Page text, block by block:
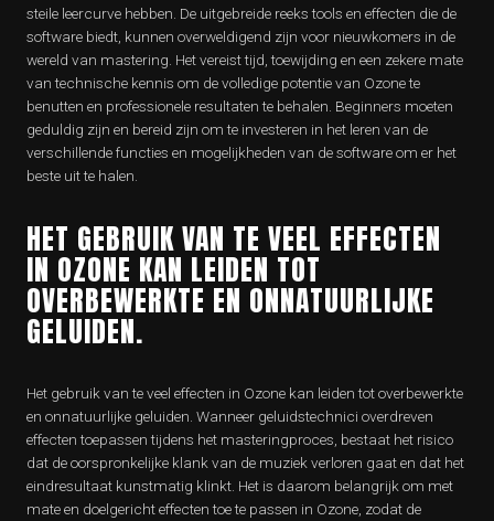
steile leercurve hebben. De uitgebreide reeks tools en effecten die de
software biedt, kunnen overweldigend zijn voor nieuwkomers in de
wereld van mastering. Het vereist tijd, toewijding en een zekere mate
van technische kennis om de volledige potentie van Ozone te
benutten en professionele resultaten te behalen. Beginners moeten
geduldig zijn en bereid zijn om te investeren in het leren van de
verschillende functies en mogelijkheden van de software om er het
beste uit te halen.
HET GEBRUIK VAN TE VEEL EFFECTEN
IN OZONE KAN LEIDEN TOT
OVERBEWERKTE EN ONNATUURLIJKE
GELUIDEN.
Het gebruik van te veel effecten in Ozone kan leiden tot overbewerkte
en onnatuurlijke geluiden. Wanneer geluidstechnici overdreven
effecten toepassen tijdens het masteringproces, bestaat het risico
dat de oorspronkelijke klank van de muziek verloren gaat en dat het
eindresultaat kunstmatig klinkt. Het is daarom belangrijk om met
mate en doelgericht effecten toe te passen in Ozone, zodat de